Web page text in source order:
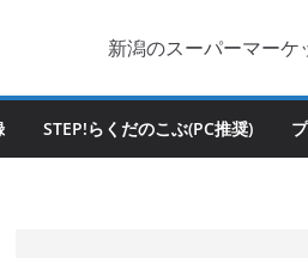
新潟のスーパーマーケ
STEP!らくだのこぶ(PC推奨)